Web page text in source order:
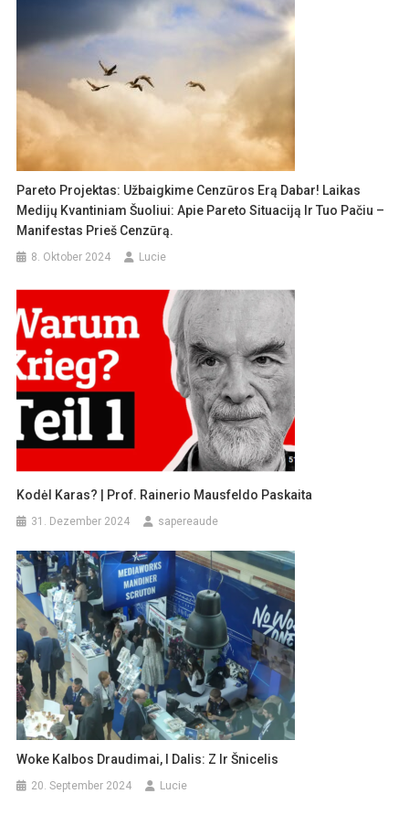
Pareto Projektas: Užbaigkime Cenzūros Erą Dabar! Laikas
Medijų Kvantiniam Šuoliui: Apie Pareto Situaciją Ir Tuo Pačiu –
Manifestas Prieš Cenzūrą.
8. Oktober 2024 Lucie
Kodėl Karas? | Prof. Rainerio Mausfeldo Paskaita
31. Dezember 2024 sapereaude
Woke Kalbos Draudimai, I Dalis: Z Ir Šnicelis
20. September 2024 Lucie